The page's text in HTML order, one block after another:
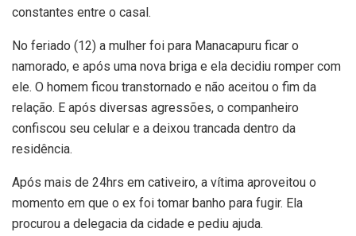
constantes entre o casal.
No feriado (12) a mulher foi para Manacapuru ficar o
namorado, e após uma nova briga e ela decidiu romper com
ele. O homem ficou transtornado e não aceitou o fim da
relação. E após diversas agressões, o companheiro
confiscou seu celular e a deixou trancada dentro da
residência.
Após mais de 24hrs em cativeiro, a vítima aproveitou o
momento em que o ex foi tomar banho para fugir. Ela
procurou a delegacia da cidade e pediu ajuda.